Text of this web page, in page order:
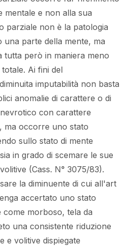
mentale e non alla sua
parziale non è la patologia
una parte della mente, ma
tutta però in maniera meno
Ai fini del
imputabilità non basta
anomalie di carattere o di
con carattere
ma occorre uno stato
sullo stato di mente
in grado di scemare le sue
(Cass. N° 3075/83).
la diminuente di cui all'art
accertato uno stato
come morboso, tela da
una consistente riduzione
e volitive dispiegate